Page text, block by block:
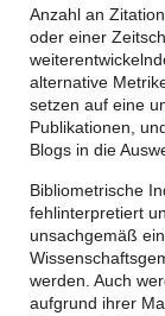
Anzahl an
oder einer
alternative
setzen auf eine
Publikationen,
Blogs in die
Bibliometrische
fehlinterpretiert
unsachgemäß
werden. Auch
aufgrund ihrer